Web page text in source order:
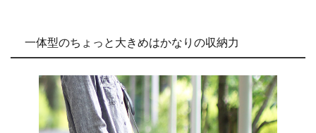
一体型のちょっと大きめはかなりの収納力